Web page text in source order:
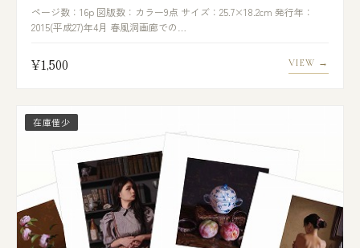
ページ数：16p 図版数：カラー9点 サイズ：25.7×18.2cm 発行年：
2015(平成27)年4月 春風洞画廊での…
¥1,500 VIEW →
在庫僅少